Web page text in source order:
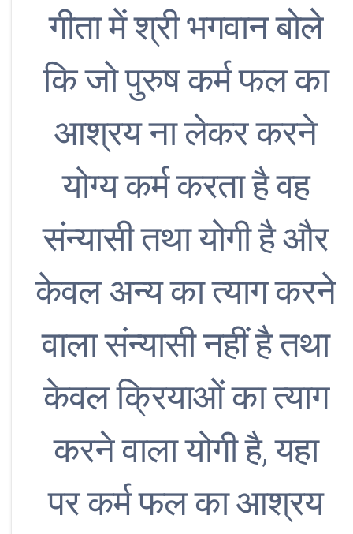
गीता में श्री भगवान बोले
कि जो पुरुष कर्म फल का
आश्रय ना लेकर करने
योग्य कर्म करता है वह
संन्यासी तथा योगी है और
केवल अन्य का त्याग करने
वाला संन्यासी नहीं है तथा
केवल क्रियाओं का त्याग
करने वाला योगी है, यहा
पर कर्म फल का आश्रय